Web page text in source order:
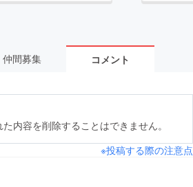
仲間募集 コメント
内容を削除することはできません。
※投稿する際の注意点